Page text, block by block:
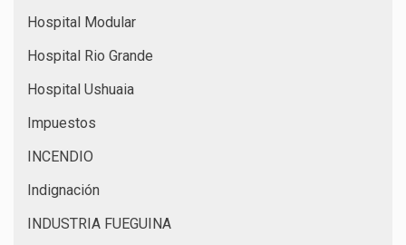
Hospital Modular
Hospital Rio Grande
Hospital Ushuaia
Impuestos
INCENDIO
Indignación
INDUSTRIA FUEGUINA